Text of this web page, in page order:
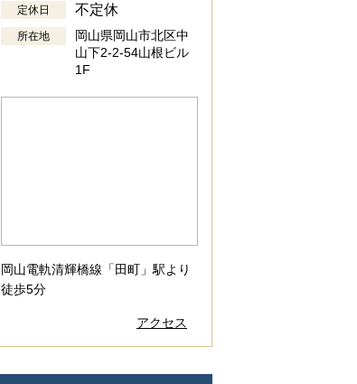
定休日 不定休
所在地
岡山県岡山市北区中
山下2-2-54山根ビル
1F
岡山電軌清輝橋線「田町」駅より
徒歩5分
アクセス